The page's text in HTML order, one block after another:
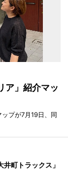
ア」紹介マッ
プが7月19日、同
町トラックス」